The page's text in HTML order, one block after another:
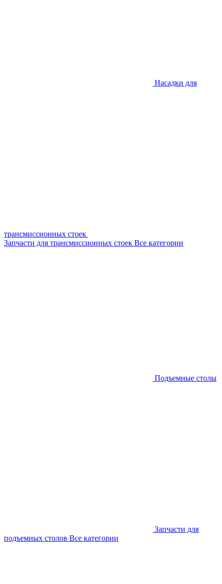
Насадки для
трансмиссионных стоек
Запчасти для трансмиссионных стоек Все категории
Подъемные столы
Запчасти для
подъемных столов Все категории